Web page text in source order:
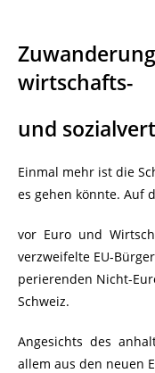
wirtschafts-
und
Einmal mehr ist die
es gehen könnte. Auf
vor Euro und
verzweifelte EU-
perierenden Nicht-
Schweiz.
Angesichts des
allem aus den neuen